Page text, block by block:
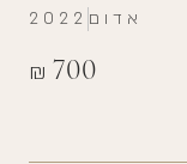
₪ 700
2022 אדום